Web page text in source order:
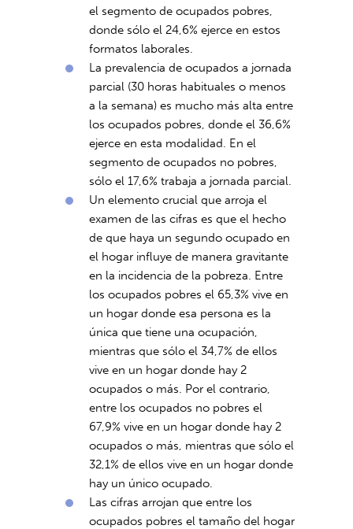
el segmento de ocupados pobres,
donde sólo el 24,6% ejerce en estos
formatos laborales.
La prevalencia de ocupados a jornada
parcial (30 horas habituales o menos
a la semana) es mucho más alta entre
los ocupados pobres, donde el 36,6%
ejerce en esta modalidad. En el
segmento de ocupados no pobres,
sólo el 17,6% trabaja a jornada parcial.
Un elemento crucial que arroja el
examen de las cifras es que el hecho
de que haya un segundo ocupado en
el hogar influye de manera gravitante
en la incidencia de la pobreza. Entre
los ocupados pobres el 65,3% vive en
un hogar donde esa persona es la
única que tiene una ocupación,
mientras que sólo el 34,7% de ellos
vive en un hogar donde hay 2
ocupados o más. Por el contrario,
entre los ocupados no pobres el
67,9% vive en un hogar donde hay 2
ocupados o más, mientras que sólo el
32,1% de ellos vive en un hogar donde
hay un único ocupado.
Las cifras arrojan que entre los
ocupados pobres el tamaño del hogar